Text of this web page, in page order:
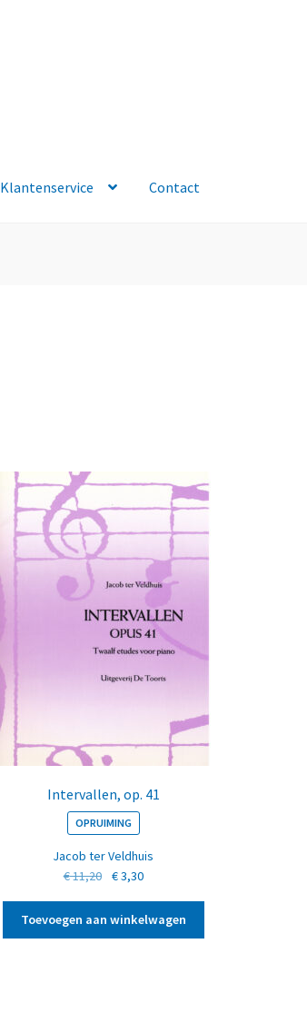
Klantenservice Contact
Intervallen, op. 41
OPRUIMING
Jacob ter Veldhuis
€11,20
Oorspronkelijke
was:
€ 11,20.
€3,30Huidige
is:
€ 3,30.
Toevoegen aan winkelwagen